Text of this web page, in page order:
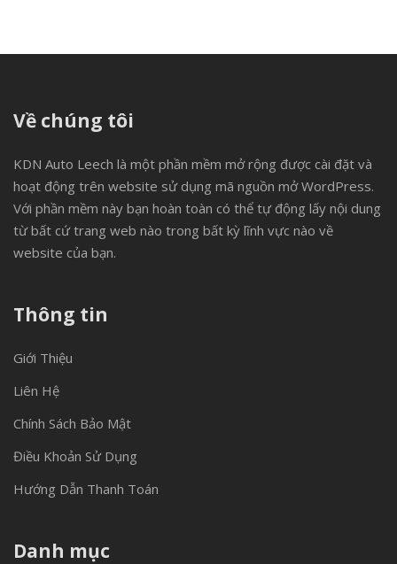
Về chúng tôi
KDN Auto Leech là một phần mềm mở rộng được cài đặt và
hoạt động trên website sử dụng mã nguồn mở WordPress.
Với phần mềm này bạn hoàn toàn có thể tự động lấy nội dung
từ bất cứ trang web nào trong bất kỳ lĩnh vực nào về
website của bạn.
Thông tin
Giới Thiệu
Liên Hệ
Chính Sách Bảo Mật
Điều Khoản Sử Dụng
Hướng Dẫn Thanh Toán
Danh mục